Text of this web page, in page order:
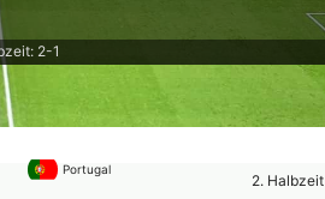
2-1
Portugal
2. Halbzeit